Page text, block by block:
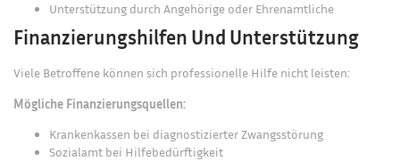
Unterstützung durch Angehörige oder Ehrenamtliche
Finanzierungshilfen Und Unterstützung
Viele Betroffene können sich professionelle Hilfe nicht leisten:
Mögliche Finanzierungsquellen:
Krankenkassen bei diagnostizierter Zwangsstörung
Sozialamt bei Hilfebedürftigkeit